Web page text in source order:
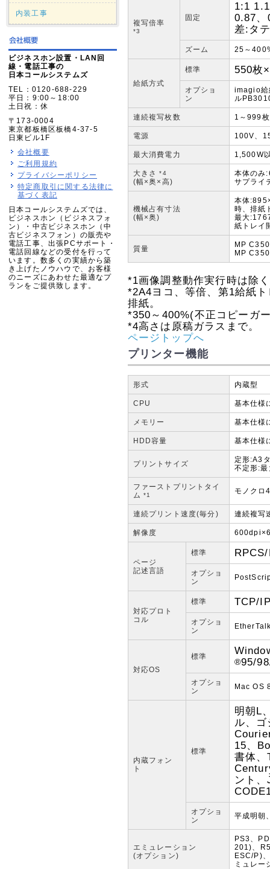
内装工事
ビジネスホン設置・LAN回
線・電話工事の
日本コールシステムズ
TEL：0120-688-229
平日：9:00～18:00
土日祝：休
〒173-0004
東京都板橋区板橋4-37-5
日東ビル1F
会社概要
ご利用規約
プライバシーポリシー
特定商取引に関する法律に
基づく表記
日本コールシステムズでは、
ビジネスホン（ビジネスフォ
ン）・中古ビジネスホン（中
古ビジネスフォン）の販売や
電話工事、出張PCサポート・
電話回線などの受付を行って
います。数多くの実績から築
き上げたノウハウで、お客様
のニーズにあわせた最適なプ
ランをご提供致します。
複写倍率
*3
固定
1:1
0.87
差:タ
ズーム 25～
給紙方式
標準 550枚
オプショ
ン
imagio給
ル
連続複写枚数 1～999枚
電源 100V、
最大消費電力 1,500W
大きさ*4
(幅×奥×高)
本体の
サプライ
機械占有寸法
(幅×奥)
本体
時、排紙
最大
紙トレイ
質量
MP
MP
*1画像調整動作実行時は除
*2A4ヨコ、等倍、第1給紙
排紙。
*350～400%(不正コピーガ
*4高さは原稿ガラスまで。
ページトップへ
プリンター機能
形式 内蔵型
CPU 基本仕様
メモリー 基本仕様
HDD容量 基本仕様
プリントサイズ
定形:A3
不定形:
ファーストプリントタイ
ム *1 モノクロ
連続プリント速度(毎分) 連続複写
解像度
ページ
記述言語
標準
オプショ
ン
対応プロト
コル
標準 TCP/
オプショ
ン
対応OS
標準
®95/
オプショ
ン
Mac OS
内蔵フォン
ト
標準
明朝L
ル、
15、
書体
ント
オプショ
ン
平成明朝
エミュレーション
(オプション)
PS3、
201)、
ESC/P)
ミュレー